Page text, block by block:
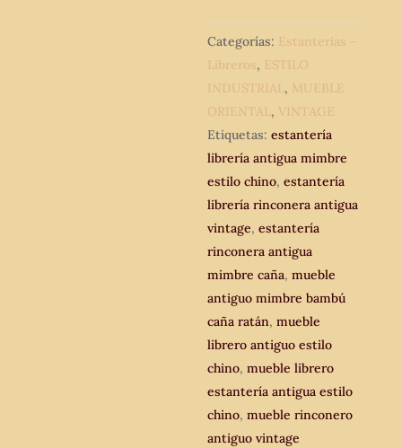
librero
estantería
librería
antigua
vintage
mimbre
estilo
chino.
cantidad
Categorías: Estanterías -
Libreros, ESTILO
INDUSTRIAL, MUEBLE
ORIENTAL, VINTAGE
Etiquetas:estantería
librería antigua mimbre
estilo chino,estantería
librería rinconera antigua
vintage,estantería
rinconera antigua
mimbre caña,mueble
antiguo mimbre bambú
caña ratán,mueble
librero antiguo estilo
chino,mueble librero
estantería antigua estilo
chino,mueble rinconero
antiguo vintage